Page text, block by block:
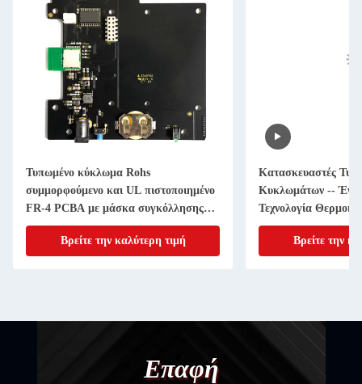
Τυπωμένο κύκλωμα Rohs
συμμορφούμενο και UL πιστοποιημένο
FR-4 PCBA με μάσκα συγκόλλησης
χρώμα μαύρο 1oz χαλκό
Βρείτε την καλύτερη τιμή
Κατασκευαστές
Κυκλωμάτων -- Ένα
Τεχνολογία
Διαχωρισμού
Βρείτε την
Επαφή